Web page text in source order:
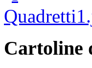
Cartoline